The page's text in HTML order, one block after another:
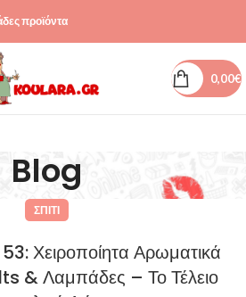
προϊόντα
0,00€
Blog
ΣΠΊΤΙ
Χειροποίητα Αρωματικά
& Λαμπάδες – Το Τέλειο